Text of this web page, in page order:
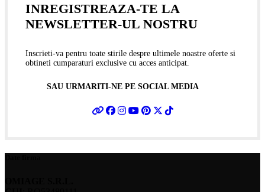
INREGISTREAZA-TE LA
NEWSLETTER-UL NOSTRU
Inscrieti-va pentru toate stirile despre ultimele noastre oferte si
obtineti cumparaturi exclusive cu acces anticipat.
SAU URMARITI-NE PE SOCIAL MEDIA